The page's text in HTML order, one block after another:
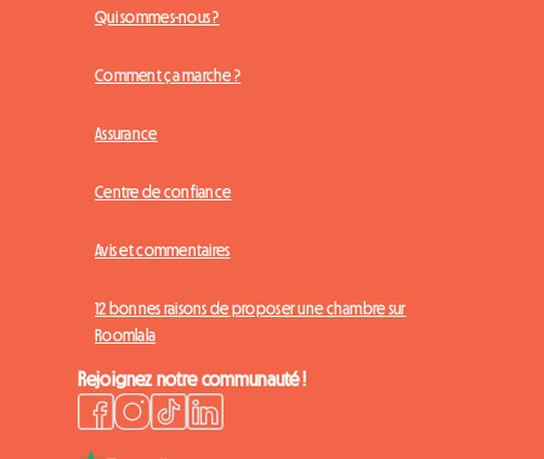
Qui sommes-nous ?
Comment ça marche ?
Assurance
Centre de confiance
Avis et commentaires
12 bonnes raisons de proposer une chambre sur
Roomlala
Rejoignez notre communauté !